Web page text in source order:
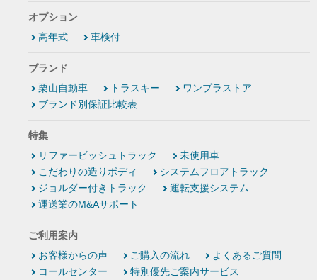
オプション
高年式
車検付
ブランド
栗山自動車
トラスキー
ワンプラストア
ブランド別保証比較表
特集
リファービッシュトラック
未使用車
こだわりの造りボディ
システムフロアトラック
ジョルダー付きトラック
運転支援システム
運送業のM&Aサポート
ご利用案内
お客様からの声
ご購入の流れ
よくあるご質問
コールセンター
特別優先ご案内サービス